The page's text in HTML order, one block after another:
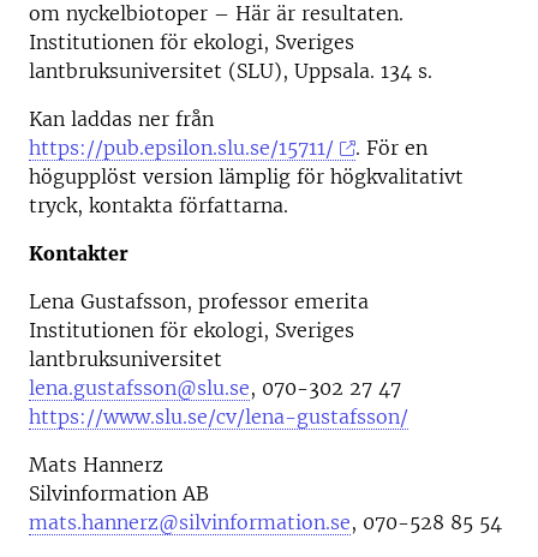
om nyckelbiotoper – Här är resultaten.
Institutionen för ekologi, Sveriges
lantbruksuniversitet (SLU), Uppsala. 134 s.
Kan laddas ner från
https://pub.epsilon.slu.se/15711/
. För en
högupplöst version lämplig för högkvalitativt
tryck, kontakta författarna.
Kontakter
Lena Gustafsson, professor emerita
Institutionen för ekologi, Sveriges
lantbruksuniversitet
lena.gustafsson@slu.se, 070-302 27 47
https://www.slu.se/cv/lena-gustafsson/
Mats Hannerz
Silvinformation AB
mats.hannerz@silvinformation.se, 070-528 85 54